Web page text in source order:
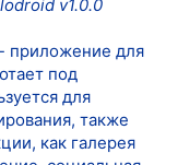
v1.0.0
приложение для
под
для
также
как галерея